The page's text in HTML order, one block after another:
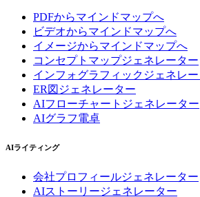
PDFからマインドマップへ
ビデオからマインドマップへ
イメージからマインドマップへ
コンセプトマップジェネレーター
インフォグラフィックジェネレ
ER図ジェネレーター
AIフローチャートジェネレーター
AIグラフ電卓
AIライティング
会社プロフィールジェネレーター
AIストーリージェネレーター